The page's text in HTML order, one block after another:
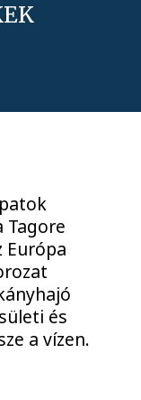
Tagore
Európa
és
a vízen.